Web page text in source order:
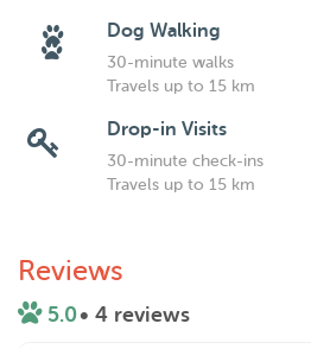
Dog Walking
30-minute walks
Travels up to 15 km
Drop-in Visits
30-minute check-ins
Travels up to 15 km
Reviews
5.0• 4 reviews